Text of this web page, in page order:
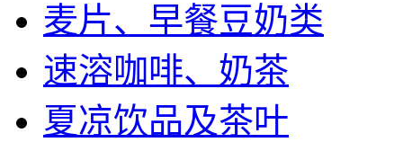
麦片、早餐豆奶类
速溶咖啡、奶茶
夏凉饮品及茶叶